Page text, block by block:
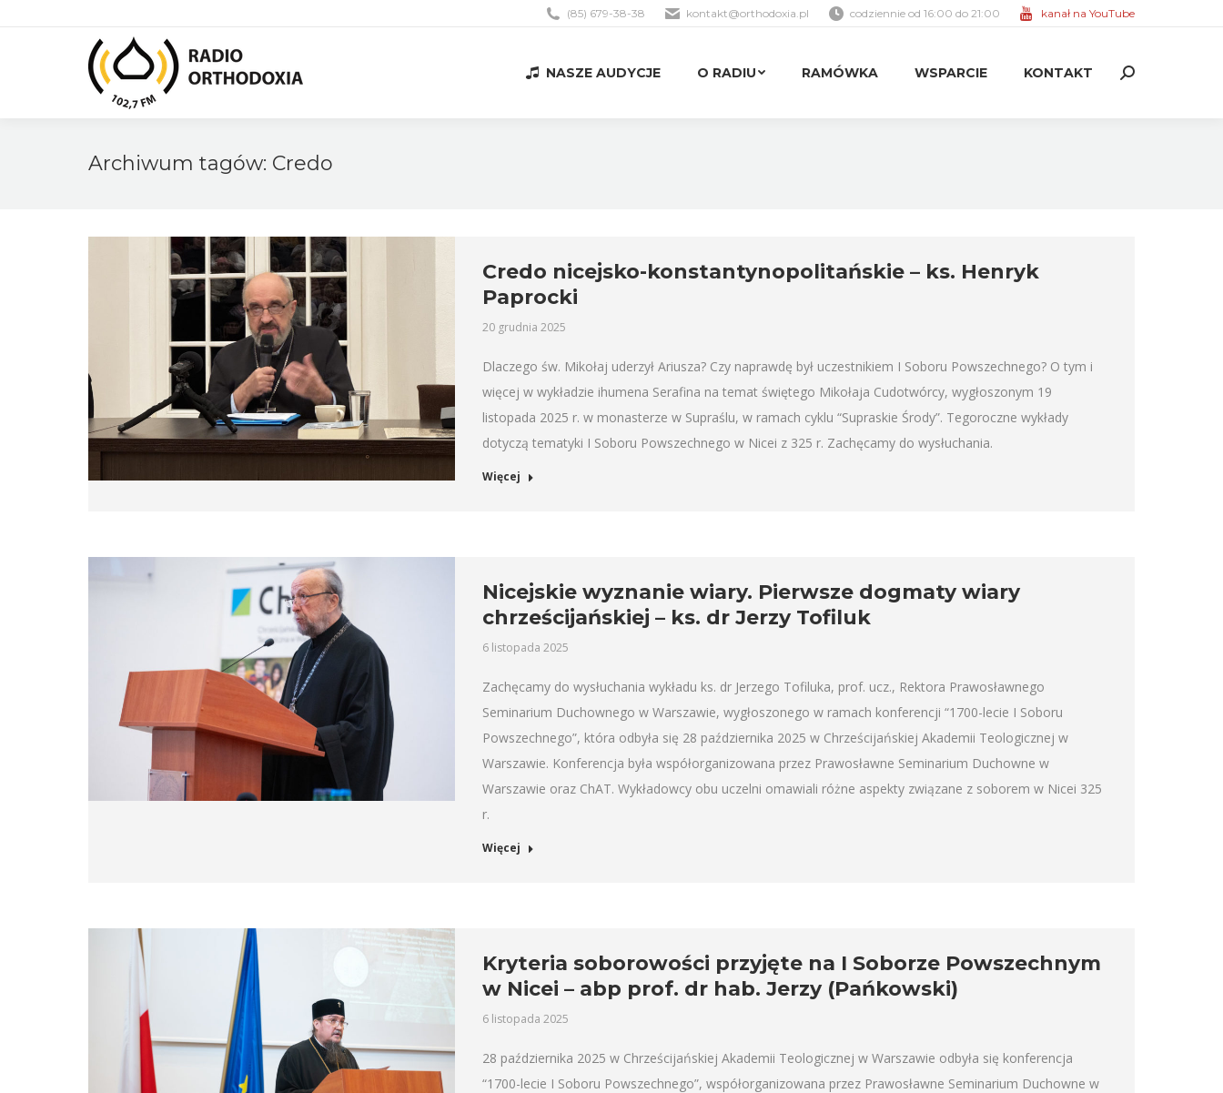
(85) 679-38-38 kontakt@orthodoxia.pl codziennie od 16:00 do 21:00 kanał na YouTube
NASZE AUDYCJE O RADIU RAMÓWKA WSPARCIE KONTAKT Search:
Archiwum tagów: Credo
Credo nicejsko-konstantynopolitańskie – ks. Henryk
Paprocki
20 grudnia 2025
Dlaczego św. Mikołaj uderzył Ariusza? Czy naprawdę był uczestnikiem I Soboru Powszechnego? O tym i
więcej w wykładzie ihumena Serafina na temat świętego Mikołaja Cudotwórcy, wygłoszonym 19
listopada 2025 r. w monasterze w Supraślu, w ramach cyklu “Supraskie Środy”. Tegoroczne wykłady
dotyczą tematyki I Soboru Powszechnego w Nicei z 325 r. Zachęcamy do wysłuchania.
Więcej
Nicejskie wyznanie wiary. Pierwsze dogmaty wiary
chrześcijańskiej – ks. dr Jerzy Tofiluk
6 listopada 2025
Zachęcamy do wysłuchania wykładu ks. dr Jerzego Tofiluka, prof. ucz., Rektora Prawosławnego
Seminarium Duchownego w Warszawie, wygłoszonego w ramach konferencji “1700-lecie I Soboru
Powszechnego”, która odbyła się 28 października 2025 w Chrześcijańskiej Akademii Teologicznej w
Warszawie. Konferencja była współorganizowana przez Prawosławne Seminarium Duchowne w
Warszawie oraz ChAT. Wykładowcy obu uczelni omawiali różne aspekty związane z soborem w Nicei 325
r.
Więcej
Kryteria soborowości przyjęte na I Soborze Powszechnym
w Nicei – abp prof. dr hab. Jerzy (Pańkowski)
6 listopada 2025
28 października 2025 w Chrześcijańskiej Akademii Teologicznej w Warszawie odbyła się konferencja
“1700-lecie I Soboru Powszechnego”, współorganizowana przez Prawosławne Seminarium Duchowne w